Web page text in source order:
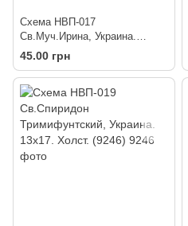
Схема НВП-017
Св.Муч.Ирина, Украина.
13х17.Холст. (9156)
45.00 грн